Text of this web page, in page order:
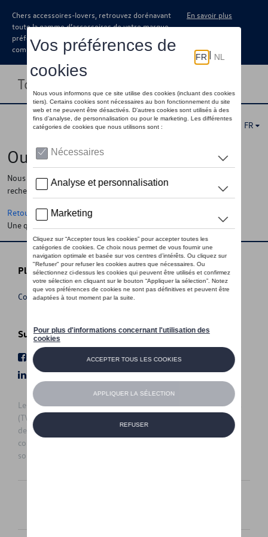
Chers accessoires-lovers, retrouvez dorénavant
toute la gamme d’accessoires de votre marque
préférée sous forme de catalogue à
commander auprès de votre concessionaire.
En savoir plus
Toggle navigation
FR
Oups !
Nous ne pouvons pas trouver la page, l'information que vous
recherchez
Retour à la homepage
Une question ?
Plus d'informations
Conditions de vente
Suivez nous
Facebook
Youtube
LinkedIn
Instagram
Les prix affichés sur le présent site sont des prix recommandés
(TVAc), hors éventuels frais de montage. Pour connaitre le prix
de vente actuel et les éventuels frais de montage, veuillez
contacter votre concessionnaire/agent. Les prix recommandés
sont sujets à des changements sans préavis.